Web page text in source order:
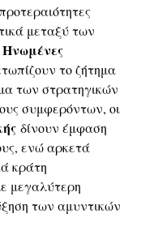
μεταξύ των
Ηνωμένες
το ζήτημα
των στρατηγικών
συμφερόντων, οι
δίνουν έμφαση
ενώ αρκετά
κράτη
μεγαλύτερη
των αμυντικών